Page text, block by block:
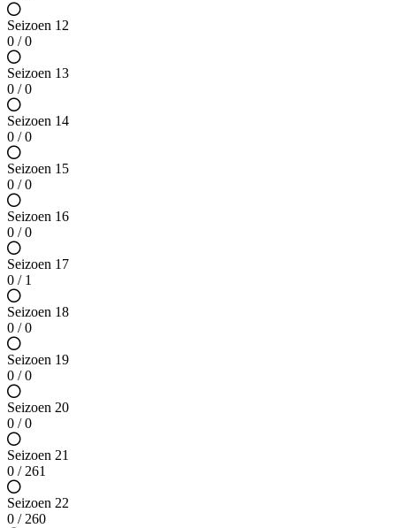
Seizoen 12
0 / 0
Seizoen 13
0 / 0
Seizoen 14
0 / 0
Seizoen 15
0 / 0
Seizoen 16
0 / 0
Seizoen 17
0 / 1
Seizoen 18
0 / 0
Seizoen 19
0 / 0
Seizoen 20
0 / 0
Seizoen 21
0 / 261
Seizoen 22
0 / 260